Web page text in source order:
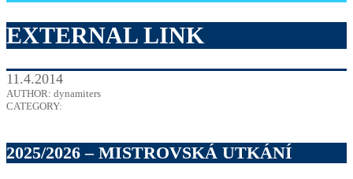
EXTERNAL LINK
11.4.2014
AUTHOR: dynamiters
CATEGORY:
2025/2026 – MISTROVSKÁ UTKÁNÍ